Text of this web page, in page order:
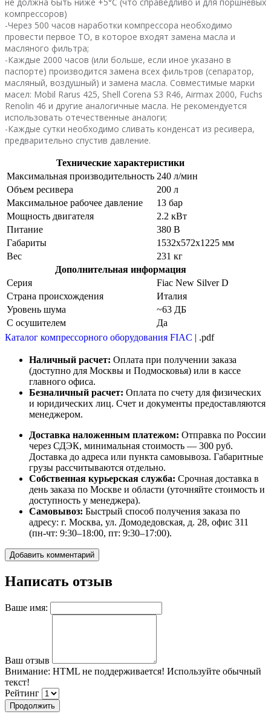
компрессоров)
-Через 500 часов наработки компрессора необходимо
провести первое ТО, в которое входят замена масла и
масляного фильтра;
-Каждые 2000 часов (или больше, если иное указано в
паспорте) производится замена всех фильтров (сепаратор,
масляный, воздушный) и замена масла. Совместимые марки
масел: Mobil Rarus 425, Shell Corena S3 R46, Airmax 2000, Fuchs
Renolin 46 и другие аналогичные масла. Не рекомендуется
использовать отечественные аналоги;
-Каждые сутки необходимо сливать конденсат из ресивера,
предварительно спустив давление.
Технические характеристики
Максимальная производительность 240 л/мин
Объем ресивера
200 л
Максимальное рабочее давление
13 бар
Мощность двигателя
2.2 кВт
Питание
380 В
Габариты
1532x572x1225 мм
Вес
231 кг
Дополнительная информация
Серия
Fiac New Silver D
Страна происхождения
Италия
Уровень шума
~63 ДБ
С осушителем
Да
Каталог компрессорного оборудования FIAC | .pdf
Наличный расчет: Оплата при получении заказа
(доступно для Москвы и Подмосковья) или в кассе
главного офиса.
Безналичный расчет: Оплата по счету для физических
и юридических лиц. Счет и документы предоставляются
менеджером.
Доставка наложенным платежом: Отправка по России
через СДЭК, минимальная стоимость — 300 руб.
Доставка до адреса или пункта самовывоза. Габаритные
грузы рассчитываются отдельно.
Собственная курьерская служба: Срочная доставка в
день заказа по Москве и области (уточняйте стоимость и
доступность у менеджера).
Самовывоз: Быстрый способ получения заказа по
адресу: г. Москва, ул. Домодедовская, д. 28, офис 311
(пн-чт: 9:30–18:00, пт: 9:30–17:00).
Добавить комментарий
Написать отзыв
Ваше имя:
Ваш отзыв
Внимание: HTML не поддерживается! Используйте обычный
текст!
Рейтинг
Продолжить